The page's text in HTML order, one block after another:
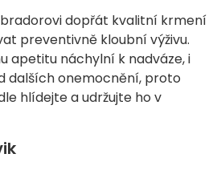
dopřát kvalitní krmení
preventivně kloubní výživu.
apetitu náchylní k nadváze, i
dalších onemocnění, proto
hlídejte a udržujte ho v